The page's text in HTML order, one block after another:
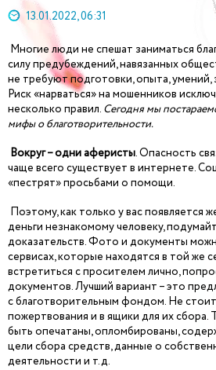
13.01.2022, 06:31
Многие люди не спешат заниматься
силу предубеждений, навязанных
не требуют подготовки, опыта, умений,
Риск «нарваться» на мошенников
несколько правил. Сегодня мы
мифы о благотворительности.
Вокруг – одни аферисты. Опасность
чаще всего существует в интернете.
«пестрят» просьбами о помощи.
Поэтому, как только у вас появляется
деньги незнакомому человеку,
доказательств. Фото и документы
сервисах, которые находятся в той же
встретиться с просителем лично,
документов. Лучший вариант – это
с благотворительным фондом. Не
пожертвования и в ящики для их сбора.
быть опечатаны, опломбированы,
цели сбора средств, данные о
деятельности и т.д.